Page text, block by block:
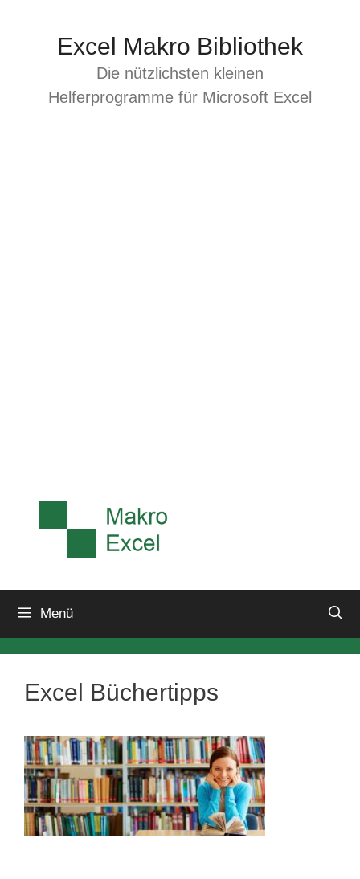
Excel Makro Bibliothek
Die nützlichsten kleinen
Helferprogramme für Microsoft Excel
Menü
Excel Büchertipps